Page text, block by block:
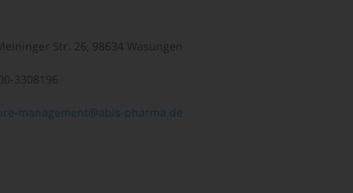
Str. 26, 98634 Wasungen
3308196
management@abis-pharma.de